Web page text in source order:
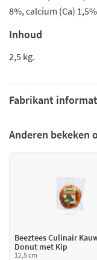
8%, calcium (Ca)
Inhoud
2,5 kg.
Fabrikant
Anderen bekeken
Beeztees Culinair
Donut met Kip
12,5 cm